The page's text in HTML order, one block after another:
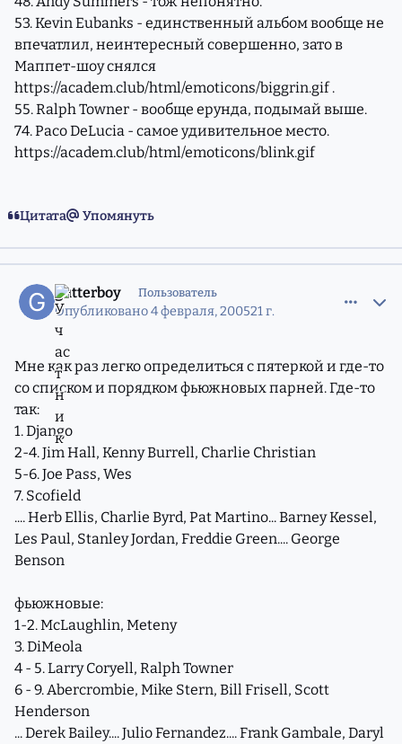
53. Kevin Eubanks - единственный альбом вообще не
впечатлил, неинтересный совершенно, зато в
Маппет-шоу снялся
https://academ.club/html/emoticons/biggrin.gif.
55. Ralph Towner - вообще ерунда, подымай выше.
74. Paco DeLucia - самое удивительное место.
https://academ.club/html/emoticons/blink.gif
Цитата Упомянуть
gutterboy Пользователь
Опубликовано4 февраля, 200521 г.
Мне как раз легко определиться с пятеркой и где-то
со списком и порядком фьюжновых парней. Где-то
так:
1. Django
2-4. Jim Hall, Kenny Burrell, Charlie Christian
5-6. Joe Pass, Wes
7. Scofield
.... Herb Ellis, Charlie Byrd, Pat Martino... Barney Kessel,
Les Paul, Stanley Jordan, Freddie Green.... George
Benson
фьюжновые:
1-2. McLaughlin, Meteny
3. DiMeola
4 - 5. Larry Coryell, Ralph Towner
6 - 9. Abercrombie, Mike Stern, Bill Frisell, Scott
Henderson
... Derek Bailey.... Julio Fernandez.... Frank Gambale, Daryl